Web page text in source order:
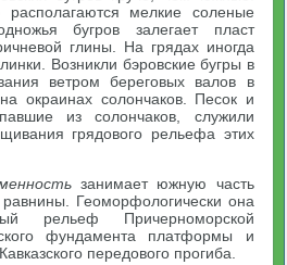
мелкие соленые
бугров залегает пласт
глины. На грядах иногда
Возникли бэровские бугры в
ветром береговых валов в
окраинах солончаков. Песок и
из солончаков, служили
грядового рельефа этих
занимает южную часть
равнины. Геоморфологически она
рельеф Причерноморской
фундамента платформы и
передового прогиба.